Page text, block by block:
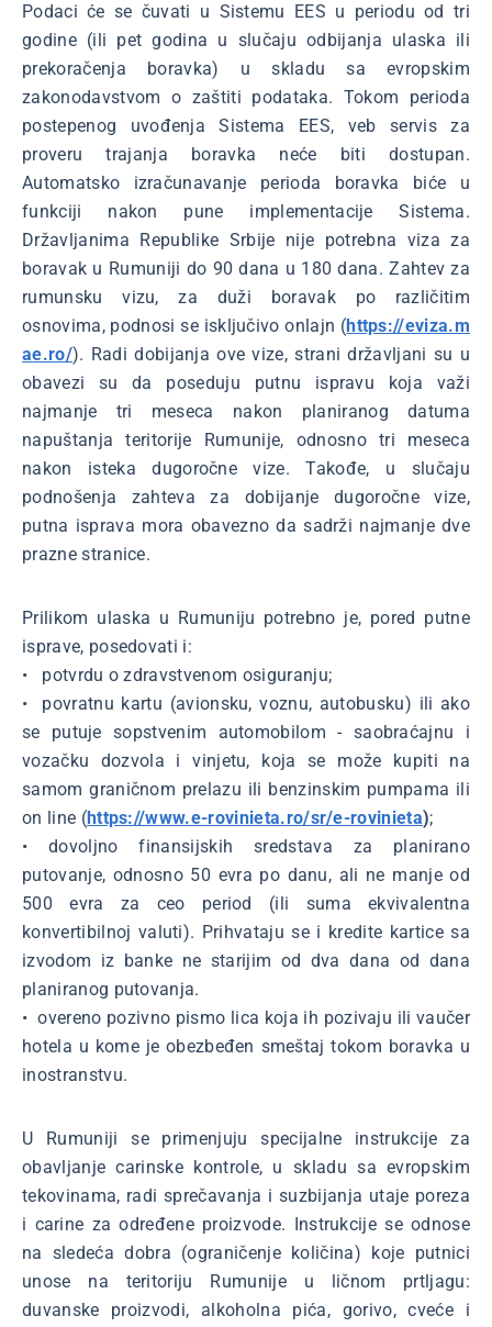
Podaci će se čuvati u Sistemu EES u periodu od tri
godine (ili pet godina u slučaju odbijanja ulaska ili
prekoračenja boravka) u skladu sa evropskim
zakonodavstvom o zaštiti podataka. Tokom perioda
postepenog uvođenja Sistema EES, veb servis za
proveru trajanja boravka neće biti dostupan.
Automatsko izračunavanje perioda boravka biće u
funkciji nakon pune implementacije Sistema.
Državljanima Republike Srbije nije potrebna viza za
boravak u Rumuniji do 90 dana u 180 dana. Zahtev za
rumunsku vizu, za duži boravak po različitim
osnovima, podnosi se isključivo onlajn (https://eviza.m
ae.ro/). Radi dobijanja ove vize, strani državljani su u
obavezi su da poseduju putnu ispravu koja važi
najmanje tri meseca nakon planiranog datuma
napuštanja teritorije Rumunije, odnosno tri meseca
nakon isteka dugoročne vize. Takođe, u slučaju
podnošenja zahteva za dobijanje dugoročne vize,
putna isprava mora obavezno da sadrži najmanje dve
prazne stranice.
Prilikom ulaska u Rumuniju potrebno je, pored putne
isprave, posedovati i:
• potvrdu o zdravstvenom osiguranju;
• povratnu kartu (avionsku, voznu, autobusku) ili ako
se putuje sopstvenim automobilom - saobraćajnu i
vozačku dozvola i vinjetu, koja se može kupiti na
samom graničnom prelazu ili benzinskim pumpama ili
on line (https://www.e-rovinieta.ro/sr/e-rovinieta);
• dovoljno finansijskih sredstava za planirano
putovanje, odnosno 50 evra po danu, ali ne manje od
500 evra za ceo period (ili suma ekvivalentna
konvertibilnoj valuti). Prihvataju se i kredite kartice sa
izvodom iz banke ne starijim od dva dana od dana
planiranog putovanja.
• overeno pozivno pismo lica koja ih pozivaju ili vaučer
hotela u kome je obezbeđen smeštaj tokom boravka u
inostranstvu.
U Rumuniji se primenjuju specijalne instrukcije za
obavljanje carinske kontrole, u skladu sa evropskim
tekovinama, radi sprečavanja i suzbijanja utaje poreza
i carine za određene proizvode. Instrukcije se odnose
na sledeća dobra (ograničenje količina) koje putnici
unose na teritoriju Rumunije u ličnom prtljagu:
duvanske proizvodi, alkoholna pića, gorivo, cveće i